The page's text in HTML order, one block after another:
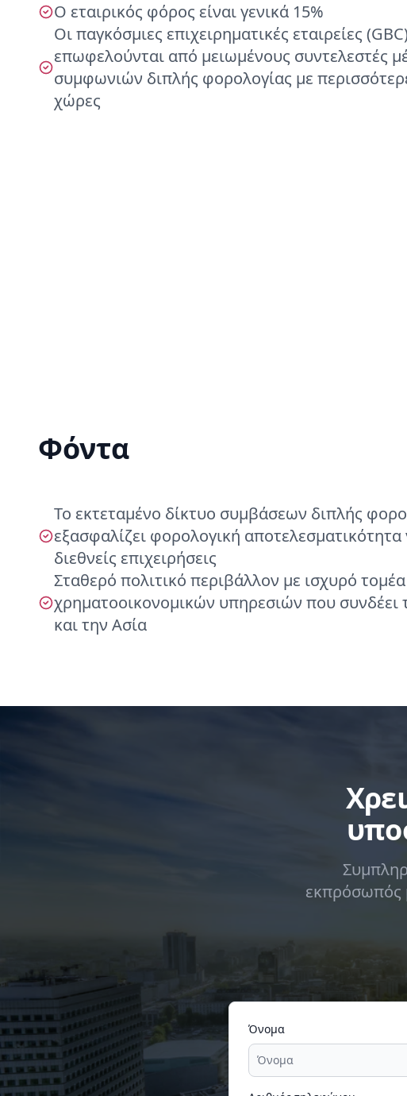
Ο εταιρικός φόρος είναι γενικά 15%
Οι παγκόσμιες επιχειρηματικές εταιρείες
επωφελούνται από μειωμένους συντελεστές
συμφωνιών διπλής φορολογίας με
χώρες
Φόντα
Το εκτεταμένο δίκτυο συμβάσεων διπλής
εξασφαλίζει φορολογική αποτελεσματικότητα
διεθνείς επιχειρήσεις
Σταθερό πολιτικό περιβάλλον με ισχυρό τομέα
χρηματοοικονομικών υπηρεσιών που συνδέει
και την Ασία
εκπρόσωπός
Όνομα